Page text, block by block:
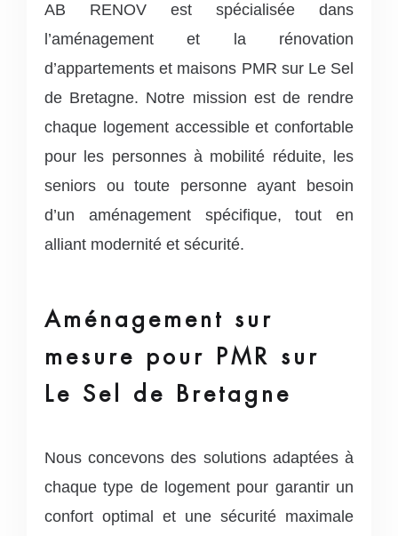
AB RENOV est spécialisée dans
l’aménagement et la rénovation
d’appartements et maisons PMR sur Le Sel
de Bretagne. Notre mission est de rendre
chaque logement accessible et confortable
pour les personnes à mobilité réduite, les
seniors ou toute personne ayant besoin
d’un aménagement spécifique, tout en
alliant modernité et sécurité.
Aménagement sur
mesure pour PMR sur
Le Sel de Bretagne
Nous concevons des solutions adaptées à
chaque type de logement pour garantir un
confort optimal et une sécurité maximale